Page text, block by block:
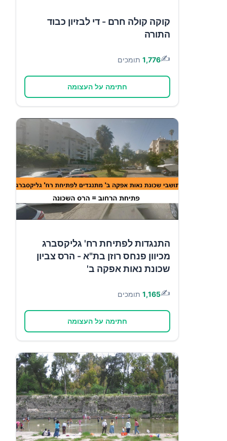
קוקה קולה חרם - די לבזיון כבוד
התורה
✍️
1,776 תומכים
חתימה על העצומה
התנגדות לפתיחת רח' גליקסברג
מכיוון פנחס רוזן בת"א - הרס צביון
שכונת נאות אפקה ב'
✍️
1,165 תומכים
חתימה על העצומה